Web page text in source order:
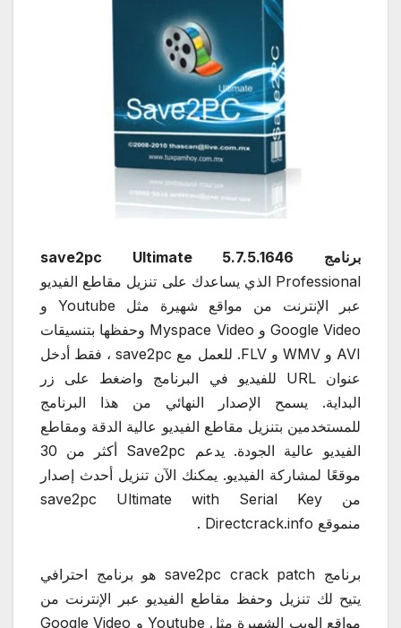
برنامج save2pc Ultimate 5.7.5.1646
Professional الذي يساعدك على تنزيل مقاطع الفيديو
عبر الإنترنت من مواقع شهيرة مثل Youtube و
Google Video و Myspace Video وحفظها بتنسيقات
AVI و WMV و FLV. للعمل مع save2pc ، فقط أدخل
عنوان URL للفيديو في البرنامج واضغط على زر
البداية. يسمح الإصدار النهائي من هذا البرنامج
للمستخدمين بتنزيل مقاطع الفيديو عالية الدقة ومقاطع
الفيديو عالية الجودة. يدعم Save2pc أكثر من 30
موقعًا لمشاركة الفيديو. يمكنك الآن تنزيل أحدث إصدار
من save2pc Ultimate with Serial Key
منموقع Directcrack.info .
برنامج save2pc crack patch هو برنامج احترافي
يتيح لك تنزيل وحفظ مقاطع الفيديو عبر الإنترنت من
مواقع الويب الشهيرة مثل Youtube و Google Video